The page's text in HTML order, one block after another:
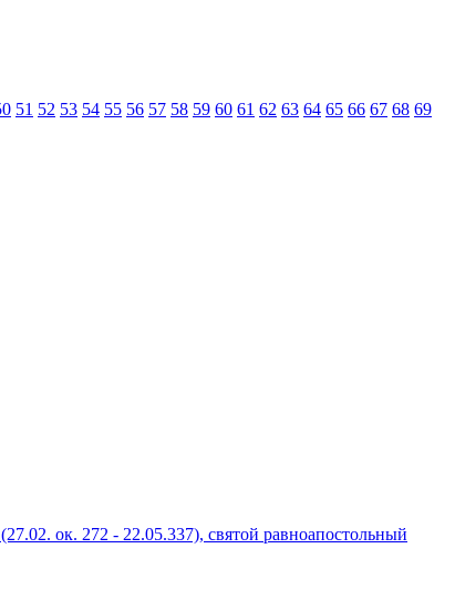
51 52 53 54 55 56 57 58 59 60 61 62 63 64 65 66 67 68 69
ок. 272 - 22.05.337), святой равноапостольный